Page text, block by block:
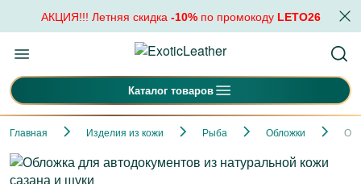
АКЦИЯ!!! Летняя скидка -10%по промокоду LETO26
Каталог товаров
Главная Изделия из кожи Рыба Обложки